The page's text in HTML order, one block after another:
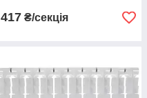
417 ₴/секція